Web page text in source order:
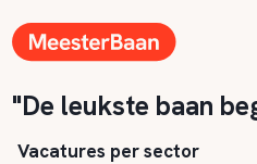
"De leukste baan
Vacatures per sector